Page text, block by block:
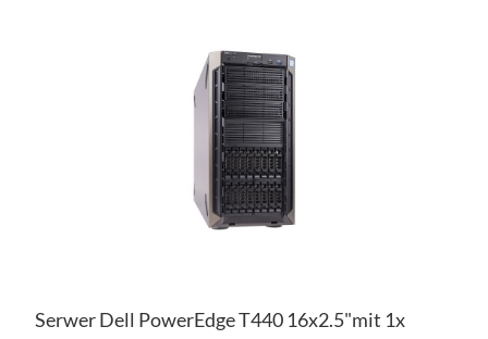
Serwer Dell PowerEdge T440 16x2.5"mit 1x